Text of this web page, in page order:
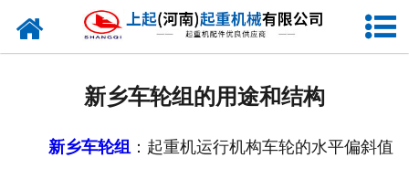
网站首页
新乡车轮组的用途和结构
新乡车轮组：起重机运行机构车轮的水平偏斜值